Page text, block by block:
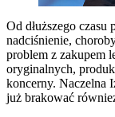
Od dłuższego
nadciśnienie,
problem z zakupem
oryginalnych,
koncerny. Naczelna
już brakować